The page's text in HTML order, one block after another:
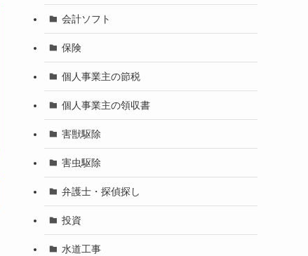
会計ソフト
保険
個人事業主の節税
個人事業主の領収書
害獣駆除
害虫駆除
弁護士・探偵探し
投資
水道工事